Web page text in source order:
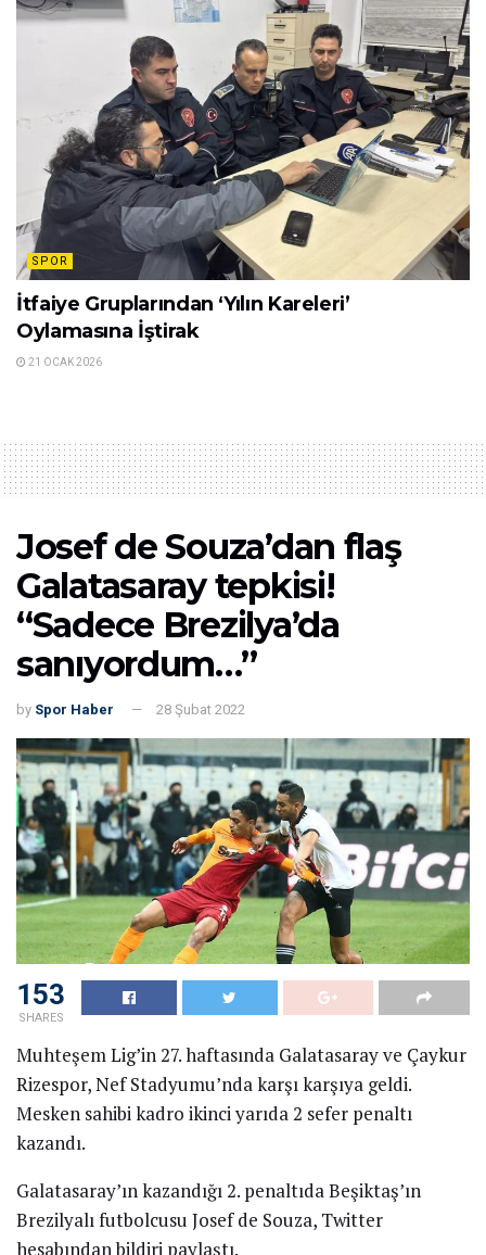
SPOR
İtfaiye Gruplarından ‘Yılın Kareleri’
Oylamasına İştirak
21 OCAK 2026
Josef de Souza’dan flaş
Galatasaray tepkisi!
“Sadece Brezilya’da
sanıyordum…”
by Spor Haber 28 Şubat 2022
153
SHARES
Muhteşem Lig’in 27. haftasında Galatasaray ve Çaykur
Rizespor, Nef Stadyumu’nda karşı karşıya geldi.
Mesken sahibi kadro ikinci yarıda 2 sefer penaltı
kazandı.
Galatasaray’ın kazandığı 2. penaltıda Beşiktaş’ın
Brezilyalı futbolcusu Josef de Souza, Twitter
hesabından bildiri paylaştı.